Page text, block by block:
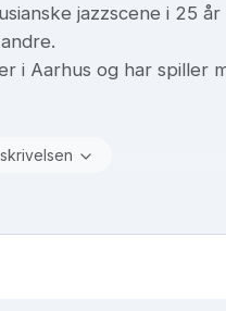
jazzscene i 25 år
i Aarhus og har spiller